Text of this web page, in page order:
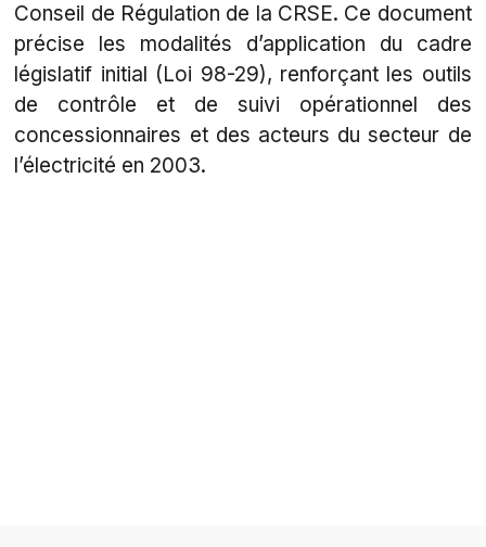
Conseil de Régulation de la CRSE. Ce document
précise les modalités d’application du cadre
législatif initial (Loi 98-29), renforçant les outils
de contrôle et de suivi opérationnel des
concessionnaires et des acteurs du secteur de
l’électricité en 2003.